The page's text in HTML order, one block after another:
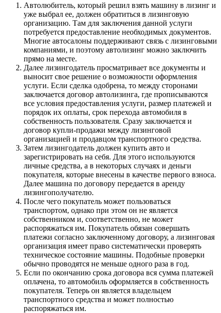
Автолюбитель, который решил взять машину в лизинг и
уже выбрал ее, должен обратиться в лизинговую
организацию. Там для заключения данной услуги
потребуется предоставление необходимых документов.
Многие автосалоны поддерживают связь с лизинговыми
компаниями, и поэтому автолизинг можно заключить
прямо на месте.
Далее лизингодатель просматривает все документы и
выносит свое решение о возможности оформления
услуги. Если сделка одобрена, то между сторонами
заключается договор автолизинга, где прописываются
все условия предоставления услуги, размер платежей и
порядок их оплаты, срок перехода автомобиля в
собственность пользователя. Сразу заключается и
договор купли-продажи между лизинговой
организацией и продавцом транспортного средства.
Затем лизингодатель должен купить авто и
зарегистрировать на себя. Для этого используются
личные средства, а в некоторых случаях и деньги
покупателя, которые внесены в качестве первого взноса.
Далее машина по договору передается в аренду
лизингополучателю.
После чего покупатель может пользоваться
транспортом, однако при этом он не является
собственником и, соответственно, не может
распоряжаться им. Покупатель обязан совершать
платежи согласно заключенному договору, а лизинговая
организация имеет право систематически проверять
техническое состояние машины. Подобные проверки
обычно проводятся не меньше одного раза в год.
Если по окончанию срока договора вся сумма платежей
оплачена, то автомобиль оформляется в собственность
покупателя. Теперь он является владельцем
транспортного средства и может полностью
распоряжаться им.